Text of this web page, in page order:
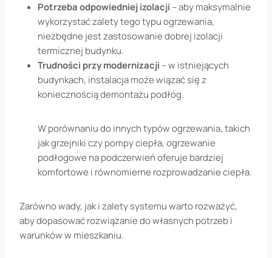
Potrzeba odpowiedniej izolacji – aby maksymalnie
wykorzystać zalety tego typu ogrzewania,
niezbędne jest zastosowanie dobrej izolacji
termicznej budynku.
Trudności przy modernizacji – w istniejących
budynkach, instalacja może wiązać się z
koniecznością demontażu podłóg.
W porównaniu do innych typów ogrzewania, takich
jak grzejniki czy pompy ciepła, ogrzewanie
podłogowe na podczerwień oferuje bardziej
komfortowe i równomierne rozprowadzanie ciepła.
Zarówno wady, jak i zalety systemu warto rozważyć,
aby dopasować rozwiązanie do własnych potrzeb i
warunków w mieszkaniu.